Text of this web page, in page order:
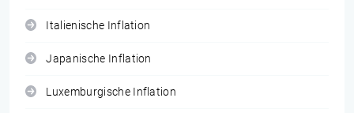
Italienische Inflation
Japanische Inflation
Luxemburgische Inflation